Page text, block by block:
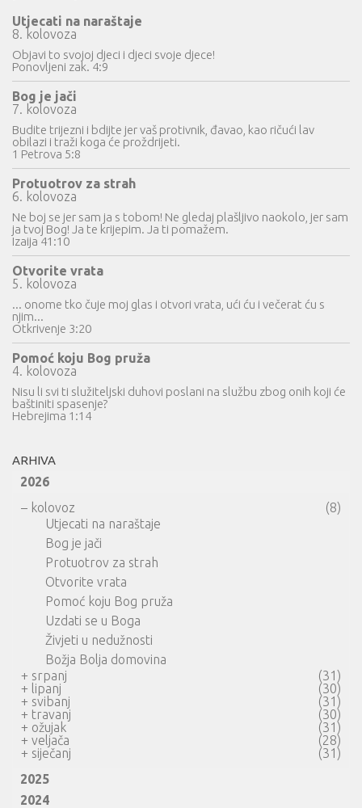
Utjecati na naraštaje
8. kolovoza
Objavi to svojoj djeci i djeci svoje djece!
Ponovljeni zak. 4:9
Bog je jači
7. kolovoza
Budite trijezni i bdijte jer vaš protivnik, đavao, kao ričući lav
obilazi i traži koga će proždrijeti.
1 Petrova 5:8
Protuotrov za strah
6. kolovoza
Ne boj se jer sam ja s tobom! Ne gledaj plašljivo naokolo, jer sam
ja tvoj Bog! Ja te krijepim. Ja ti pomažem.
Izaija 41:10
Otvorite vrata
5. kolovoza
... onome tko čuje moj glas i otvori vrata, ući ću i večerat ću s
njim...
Otkrivenje 3:20
Pomoć koju Bog pruža
4. kolovoza
Nisu li svi ti služiteljski duhovi poslani na službu zbog onih koji će
baštiniti spasenje?
Hebrejima 1:14
ARHIVA
2026
– kolovoz
(8)
Utjecati na naraštaje
Bog je jači
Protuotrov za strah
Otvorite vrata
Pomoć koju Bog pruža
Uzdati se u Boga
Živjeti u nedužnosti
Božja Bolja domovina
+ srpanj
(31)
+ lipanj
(30)
+ svibanj
(31)
+ travanj
(30)
+ ožujak
(31)
+ veljača
(28)
+ siječanj
(31)
2025
2024